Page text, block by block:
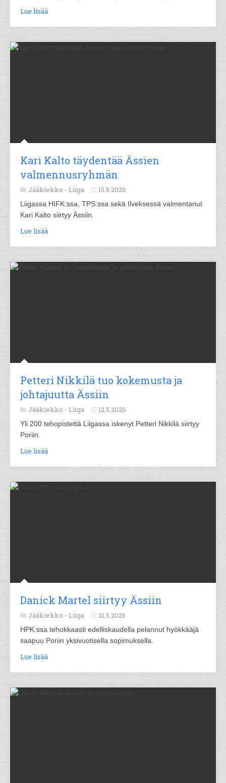
Lue lisää
Kari Kalto täydentää Ässien
valmennusryhmän
Jääkiekko - Liiga 15.5.2026
Liigassa HIFK:ssa, TPS:ssa sekä Ilveksessä valmentanut
Kari Kalto siirtyy Ässiin.
Lue lisää
Petteri Nikkilä tuo kokemusta ja
johtajuutta Ässiin
Jääkiekko - Liiga 12.5.2026
Yli 200 tehopistettä Liigassa iskenyt Petteri Nikkilä siirtyy
Poriin.
Lue lisää
Danick Martel siirtyy Ässiin
Jääkiekko - Liiga 21.5.2025
HPK:ssa tehokkaasti edelliskaudella pelannut hyökkääjä
saapuu Poriin yksivuotisella sopimuksella.
Lue lisää